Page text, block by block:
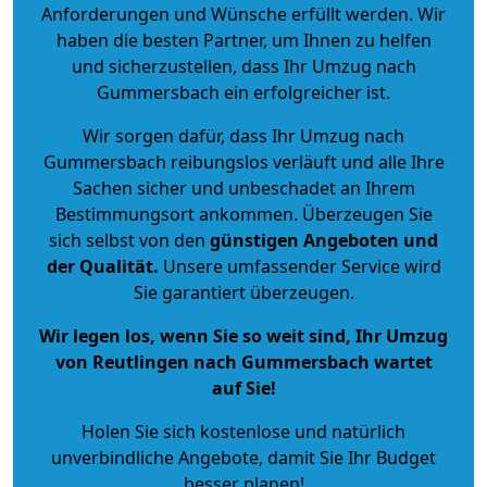
Anforderungen und Wünsche erfüllt werden. Wir
haben die besten Partner, um Ihnen zu helfen
und sicherzustellen, dass Ihr Umzug nach
Gummersbach ein erfolgreicher ist.
Wir sorgen dafür, dass Ihr Umzug nach
Gummersbach reibungslos verläuft und alle Ihre
Sachen sicher und unbeschadet an Ihrem
Bestimmungsort ankommen. Überzeugen Sie
sich selbst von den günstigen Angeboten und
der Qualität. Unsere umfassender Service wird
Sie garantiert überzeugen.
Wir legen los, wenn Sie so weit sind, Ihr Umzug
von Reutlingen nach Gummersbach wartet
auf Sie!
Holen Sie sich kostenlose und natürlich
unverbindliche Angebote, damit Sie Ihr Budget